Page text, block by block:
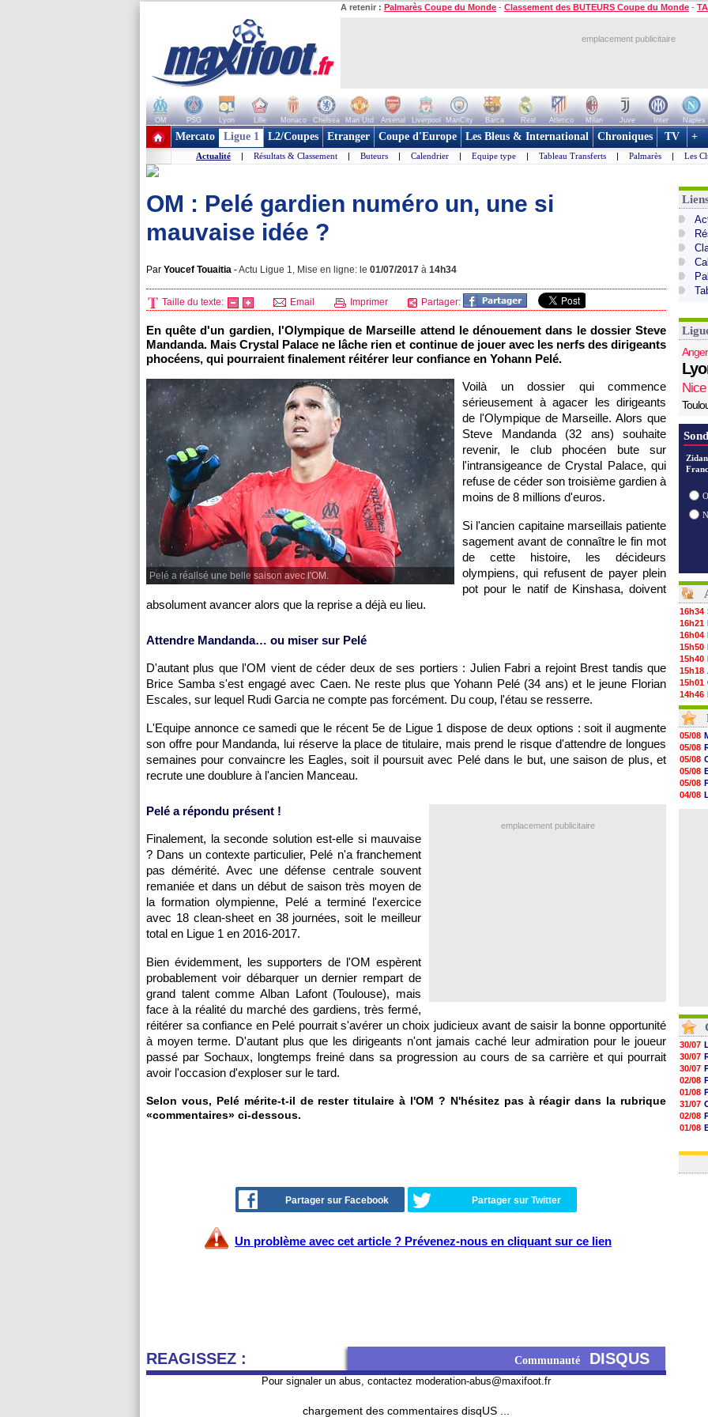
A retenir : Palmarès Coupe du Monde - Classement des BUTEURS Coupe du Monde -
emplacement publicitaire
OM PSG Lyon Lille Monaco Chelsea Man Utd Arsenal Liverpool ManCity Barca Real Atletico Milan Juve Inter Naples
+ de clubs
Mercato Ligue 1 L2/Coupes Etranger Coupe d'Europe Les Bleus & International Chroniques TV +
Actualité | Résultats & Classement | Buteurs | Calendrier | Equipe type | Tableau Transferts | Palmarès | Les
OM : Pelé gardien numéro un, une si
mauvaise idée ?
Par Youcef Touaitia -Actu Ligue 1, Mise en ligne: le 01/07/2017 à 14h34
Taille du texte: Email Imprimer Partager:
En quête d'un gardien, l'Olympique de Marseille attend le dénouement dans le dossier Steve
Mandanda. Mais Crystal Palace ne lâche rien et continue de jouer avec les nerfs des dirigeants
phocéens, qui pourraient finalement réitérer leur confiance en Yohann Pelé.
Pelé a réalisé une belle saison avec l'OM.
Voilà un dossier qui commence
sérieusement à agacer les dirigeants
de l'Olympique de Marseille. Alors que
Steve Mandanda (32 ans) souhaite
revenir, le club phocéen bute sur
l'intransigeance de Crystal Palace, qui
refuse de céder son troisième gardien à
moins de 8 millions d'euros.
Si l'ancien capitaine marseillais patiente
sagement avant de connaître le fin mot
de cette histoire, les décideurs
olympiens, qui refusent de payer plein
pot pour le natif de Kinshasa, doivent
absolument avancer alors que la reprise a déjà eu lieu.
Attendre Mandanda… ou miser sur Pelé
D'autant plus que l'OM vient de céder deux de ses portiers : Julien Fabri a rejoint Brest tandis que
Brice Samba s'est engagé avec Caen. Ne reste plus que Yohann Pelé (34 ans) et le jeune Florian
Escales, sur lequel Rudi Garcia ne compte pas forcément. Du coup, l'étau se resserre.
L'Equipe annonce ce samedi que le récent 5e de Ligue 1 dispose de deux options : soit il augmente
son offre pour Mandanda, lui réserve la place de titulaire, mais prend le risque d'attendre de longues
semaines pour convaincre les Eagles, soit il poursuit avec Pelé dans le but, une saison de plus, et
recrute une doublure à l'ancien Manceau.
emplacement publicitaire
Pelé a répondu présent !
Finalement, la seconde solution est-elle si mauvaise
? Dans un contexte particulier, Pelé n'a franchement
pas démérité. Avec une défense centrale souvent
remaniée et dans un début de saison très moyen de
la formation olympienne, Pelé a terminé l'exercice
avec 18 clean-sheet en 38 journées, soit le meilleur
total en Ligue 1 en 2016-2017.
Bien évidemment, les supporters de l'OM espèrent
probablement voir débarquer un dernier rempart de
grand talent comme Alban Lafont (Toulouse), mais
face à la réalité du marché des gardiens, très fermé,
réitérer sa confiance en Pelé pourrait s'avérer un choix judicieux avant de saisir la bonne opportunité
à moyen terme. D'autant plus que les dirigeants n'ont jamais caché leur admiration pour le joueur
passé par Sochaux, longtemps freiné dans sa progression au cours de sa carrière et qui pourrait
avoir l'occasion d'exploser sur le tard.
Selon vous, Pelé mérite-t-il de rester titulaire à l'OM ? N'hésitez pas à réagir dans la rubrique
«commentaires» ci-dessous.
Partager sur Facebook Partager sur Twitter
Un problème avec cet article ? Prévenez-nous en cliquant sur ce lien
REAGISSEZ : Communauté DISQUS
Pour signaler un abus, contactez moderation-abus@maxifoot.fr
Nice
16h34
16h21
16h04
15h50
15h40
15h18
15h01
14h46
14h25
14h12
13h51
13h29
13h11
12h46
12h28
12h10
11h58
05/08
05/08
05/08
05/08
05/08
04/08
30/07
30/07
30/07
02/08
01/08
31/07
02/08
01/08
03/08